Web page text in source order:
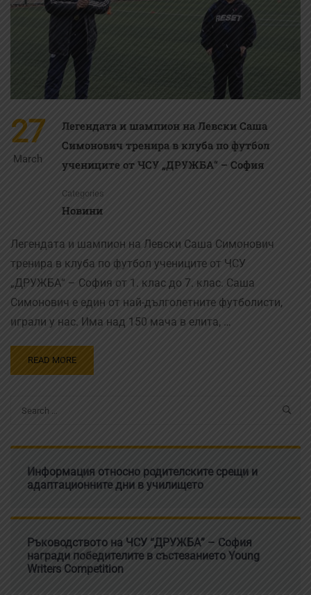
27
March
Легендата и шампион на Левски Саша
Симонович тренира в клуба по футбол
учениците от ЧСУ „ДРУЖБА“ – София
Categories
Новини
Легендата и шампион на Левски Саша Симонович
тренира в клуба по футбол учениците от ЧСУ
„ДРУЖБА“ – София от 1. клас до 7. клас. Саша
Симонович е един от най-дълголетните футболисти,
играли у нас. Има над 150 мача в елита, …
READ MORE
Информация относно родителските срещи и
адаптационните дни в училището
Ръководството на ЧСУ “ДРУЖБА” – София
награди победителите в състезанието Young
Writers Competition